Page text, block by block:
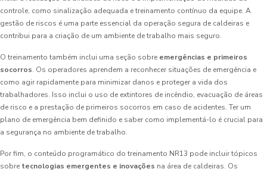
controle, como sinalização adequada e treinamento contínuo da equipe. A
gestão de riscos é uma parte essencial da operação segura de caldeiras e
contribui para a criação de um ambiente de trabalho mais seguro.
O treinamento também inclui uma seção sobre emergências e primeiros
socorros. Os operadores aprendem a reconhecer situações de emergência e
como agir rapidamente para minimizar danos e proteger a vida dos
trabalhadores. Isso inclui o uso de extintores de incêndio, evacuação de áreas
de risco e a prestação de primeiros socorros em caso de acidentes. Ter um
plano de emergência bem definido e saber como implementá-lo é crucial para
a segurança no ambiente de trabalho.
Por fim, o conteúdo programático do treinamento NR13 pode incluir tópicos
sobre tecnologias emergentes e inovações na área de caldeiras. Os